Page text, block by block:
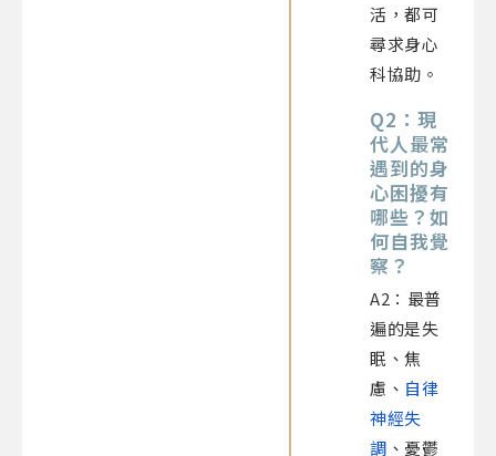
活，都可
尋求身心
科協助。
Q2：現
代人最常
遇到的身
心困擾有
哪些？如
何自我覺
察？
A2：最普
遍的是失
眠、焦
慮、 自律
神經失
調 、憂鬱